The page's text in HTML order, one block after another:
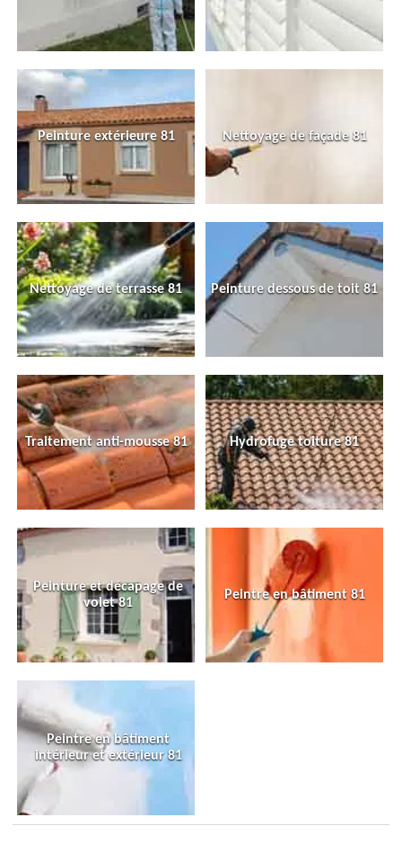
Peinture extérieure 81 Nettoyage de façade 81
Nettoyage de terrasse 81 Peinture dessous de toit 81
Traitement anti-mousse 81 Hydrofuge toiture 81
Peinture et décapage de
volet 81
Peintre en bâtiment 81
Peintre en bâtiment
intérieur et extérieur 81